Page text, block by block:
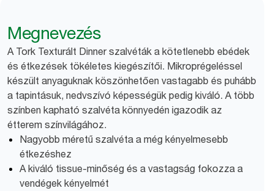
Megnevezés
A Tork Texturált Dinner szalvéták a kötetlenebb ebédek
és étkezések tökéletes kiegészítői. Mikroprégeléssel
készült anyaguknak köszönhetően vastagabb és puhább
a tapintásuk, nedvszívó képességük pedig kiváló. A több
színben kapható szalvéta könnyedén igazodik az
étterem színvilágához.
Nagyobb méretű szalvéta a még kényelmesebb
étkezéshez
A kiváló tissue-minőség és a vastagság fokozza a
vendégek kényelmét